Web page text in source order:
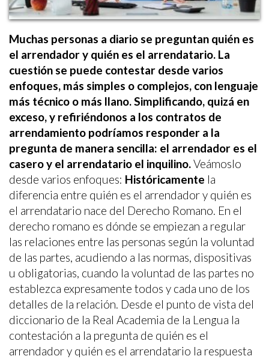
Muchas personas a diario se preguntan quién es
el arrendador y quién es el arrendatario. La
cuestión se puede contestar desde varios
enfoques, más simples o complejos, con lenguaje
más técnico o más llano.Simplificando, quizá en
exceso, y refiriéndonos a los contratos de
arrendamiento podríamos responder a la
pregunta de manera sencilla: el arrendador es el
casero y el arrendatario el inquilino.Veámoslo
desde varios enfoques: Históricamente la
diferencia entre quién es el arrendador y quién es
el arrendatario nace del Derecho Romano. En el
derecho romano es dónde se empiezan a regular
las relaciones entre las personas según la voluntad
de las partes, acudiendo a las normas, dispositivas
u obligatorias, cuando la voluntad de las partes no
establezca expresamente todos y cada uno de los
detalles de la relación. Desde el punto de vista del
diccionario de la Real Academia de la Lengua la
contestación a la pregunta de quién es el
arrendador y quién es el arrendatario la respuesta
Modificar cookies
Técnicas y funcionales
Siempre activas
Este sitio web utiliza Cookies propias para recopilar
información con la finalidad de mejorar nuestros servicios.
Si continua navegando, supone la aceptación de la
instalación de las mismas. El usuario tiene la posibilidad
de configurar su navegador pudiendo, si así lo desea,
impedir que sean instaladas en su disco duro, aunque
deberá tener en cuenta que dicha acción podrá ocasionar
dificultades de navegación de la página web.